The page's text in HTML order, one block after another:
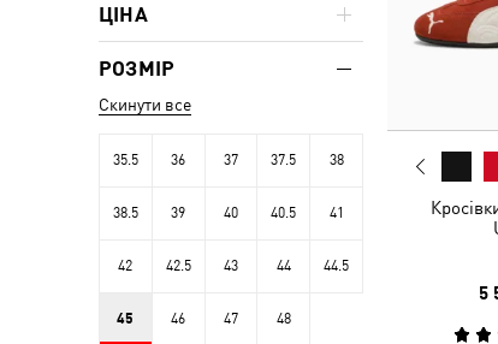
5
ЦІНА
РОЗМІР
Скинути все
35.5 36 37 37.5 38
38.5 39 40 40.5 41
42 42.5 43 44 44.5
45 46 47 48